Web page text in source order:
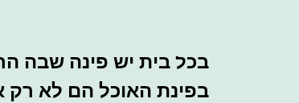
בכל בית יש פינה שבה
בפינת האוכל הם לא רק